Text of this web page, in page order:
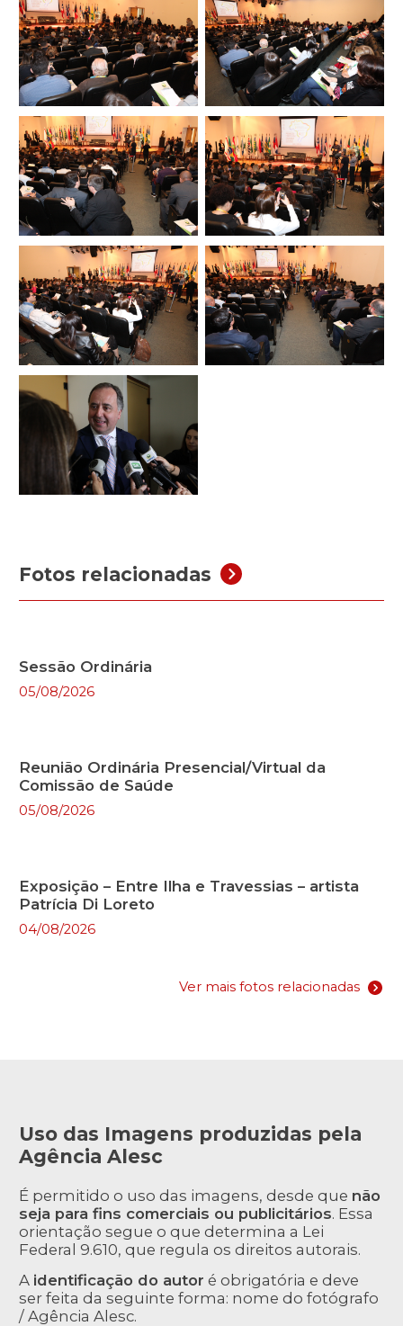
Fotos relacionadas
Sessão Ordinária
05/08/2026
Reunião Ordinária Presencial/Virtual da
Comissão de Saúde
05/08/2026
Exposição – Entre Ilha e Travessias – artista
Patrícia Di Loreto
04/08/2026
Ver mais fotos relacionadas
Uso das Imagens produzidas pela
Agência Alesc
É permitido o uso das imagens, desde que não
seja para fins comerciais ou publicitários. Essa
orientação segue o que determina a Lei
Federal 9.610, que regula os direitos autorais.
A identificação do autor é obrigatória e deve
ser feita da seguinte forma: nome do fotógrafo
/ Agência Alesc.